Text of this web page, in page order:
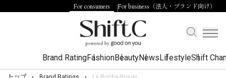
For consumers For business（法人・ブランド向け）
Brand RatingFashionBeautyNewsLifestyleShift